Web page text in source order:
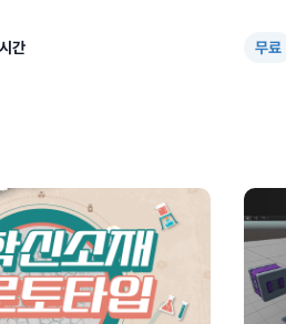
간 무료